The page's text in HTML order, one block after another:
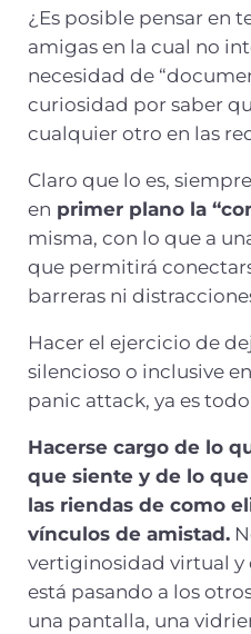
¿Es posible pensar en
amigas en la cual no
necesidad de
curiosidad por saber
cualquier otro en las
Claro que lo es,
en primer plano la
misma, con lo que a
que permitirá
barreras ni
Hacer el ejercicio de
silencioso o inclusive
panic attack, ya es
Hacerse cargo de lo
que siente y de lo
las riendas de como
vínculos de amistad.
vertiginosidad virtual y
está pasando a los
una pantalla, una